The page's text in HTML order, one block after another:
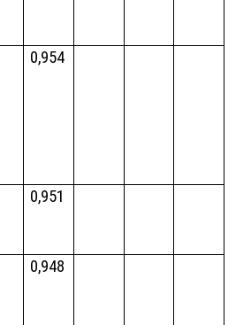
0,954
0,951
0,948